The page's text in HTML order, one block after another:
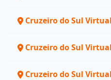
Cruzeiro do Sul
Cruzeiro do Sul
Cruzeiro do Sul